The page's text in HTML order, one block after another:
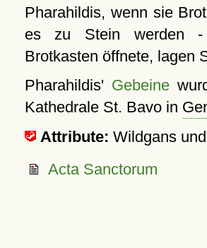
Pharahildis, wenn sie
es zu Stein werden
Brotkasten öffnete, lagen
Pharahildis' Gebeine
Kathedrale St. Bavo in
Attribute: Wildgans
Acta Sanctorum